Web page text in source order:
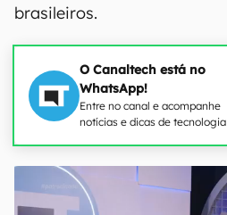
brasileiros.
O Canaltech está no
WhatsApp!
Entre no canal e acompanhe
notícias e dicas de tecnologia